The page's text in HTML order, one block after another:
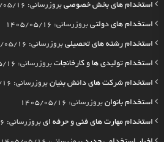
استخدام های بخش خصوصی بروزرسانی: 1405/05/16
استخدام های دولتی بروزرسانی: 1405/05/16
استخدام رشته های تحصیلی بروزرسانی: 1405/05/16
استخدام تولیدی ها و کارخانجات بروزرسانی: 1405/05/16
استخدام شرکت های دانش بنیان بروزرسانی: 1405/05/16
استخدام بانوان بروزرسانی: 1405/05/16
استخدام مهارت های فنی و حرفه ای بروزرسانی: 1405/05/16